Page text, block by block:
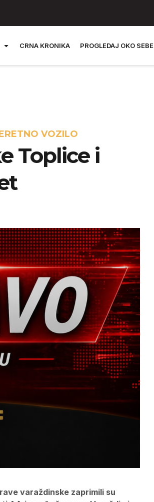
CRNA KRONIKA PROGLEDAJ OKO SEBE
VOZILO
Toplice i
varaždinske zaprimili su